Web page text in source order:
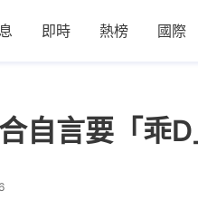
即時 熱榜 國際
自言要「乖